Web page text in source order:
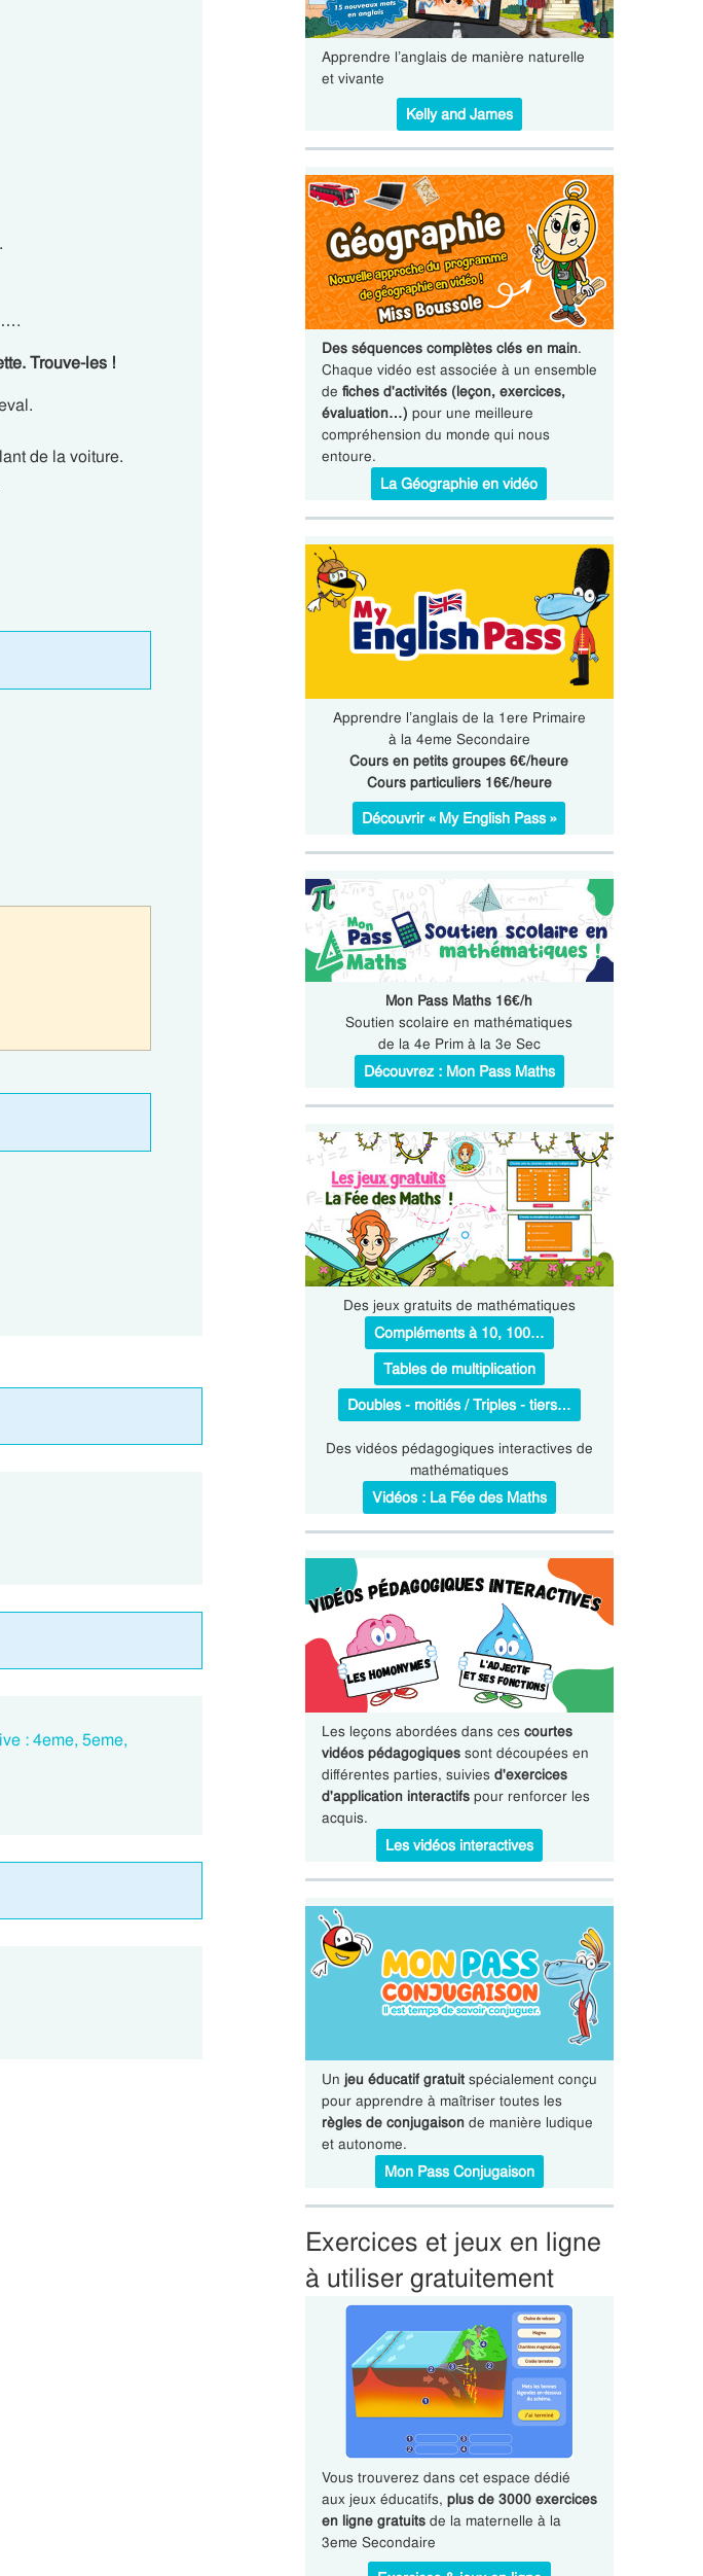
Trouve-les !
de la voiture.
: 4eme, 5eme,
Apprendre l’anglais de manière naturelle
et vivante
Kelly and James
Des séquences complètes clés en main.
Chaque vidéo est associée à un ensemble
de fiches d'activités (leçon, exercices,
évaluation…) pour une meilleure
compréhension du monde qui nous
entoure.
La Géographie en vidéo
Apprendre l’anglais de la 1ere Primaire
à la 4eme Secondaire
Cours en petits groupes 6€/heure
Cours particuliers 16€/heure
Découvrir « My English Pass »
Mon Pass Maths 16€/h
Soutien scolaire en mathématiques
de la 4e Prim à la 3e Sec
Découvrez : Mon Pass Maths
Des jeux gratuits de mathématiques
Compléments à 10, 100…
Tables de multiplication
Doubles - moitiés / Triples - tiers…
Des vidéos pédagogiques interactives de
mathématiques
Vidéos : La Fée des Maths
Les leçons abordées dans ces courtes
vidéos pédagogiquessont découpées en
différentes parties, suivies d'exercices
d'application interactifspour renforcer les
acquis.
Les vidéos interactives
Un jeu éducatif gratuitspécialement conçu
pour apprendre à maîtriser toutes les
règles de conjugaisonde manière ludique
et autonome.
Mon Pass Conjugaison
Exercices et jeux en ligne
à utiliser gratuitement
Vous trouverez dans cet espace dédié
aux jeux éducatifs, plus de 3000 exercices
en ligne gratuitsde la maternelle à la
3eme Secondaire